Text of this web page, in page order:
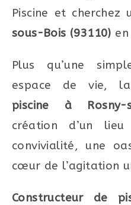
Piscine et cherchez
sous-Bois (93110)
Plus qu’une
espace de vie,
piscine à Rosny-
création d’un
convivialité, une
cœur de l’agitation
Constructeur de